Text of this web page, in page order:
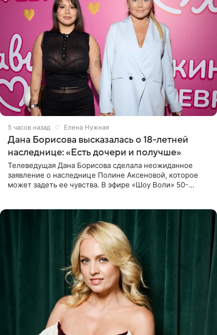
5 часов назад Елена Нужная
Дана Борисова высказалась о 18-летней
наследнице: «Есть дочери и получше»
Телеведущая Дана Борисова сделала неожиданное
заявление о наследнице Полине Аксеновой, которое
может задеть ее чувства. В эфире «Шоу Воли» 50-